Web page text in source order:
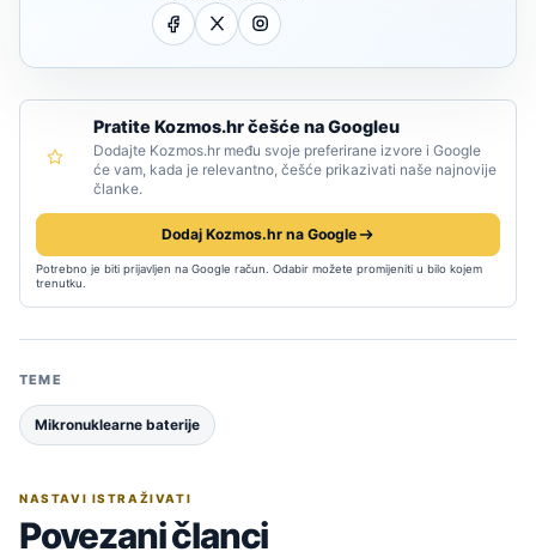
Pratite Kozmos.hr češće na Googleu
Dodajte Kozmos.hr među svoje preferirane izvore i Google
će vam, kada je relevantno, češće prikazivati naše najnovije
članke.
Dodaj Kozmos.hr na Google
Potrebno je biti prijavljen na Google račun. Odabir možete promijeniti u bilo kojem
trenutku.
TEME
Mikronuklearne baterije
NASTAVI ISTRAŽIVATI
Povezani članci